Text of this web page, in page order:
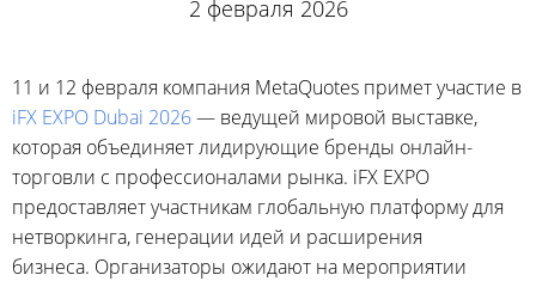
2 февраля 2026
11 и 12 февраля компания MetaQuotes примет участие в
iFX EXPO Dubai 2026— ведущей мировой выставке,
которая объединяет лидирующие бренды онлайн-
торговли с профессионалами рынка. iFX EXPO
предоставляет участникам глобальную платформу для
нетворкинга, генерации идей и расширения
бизнеса. Организаторы ожидают на мероприятии